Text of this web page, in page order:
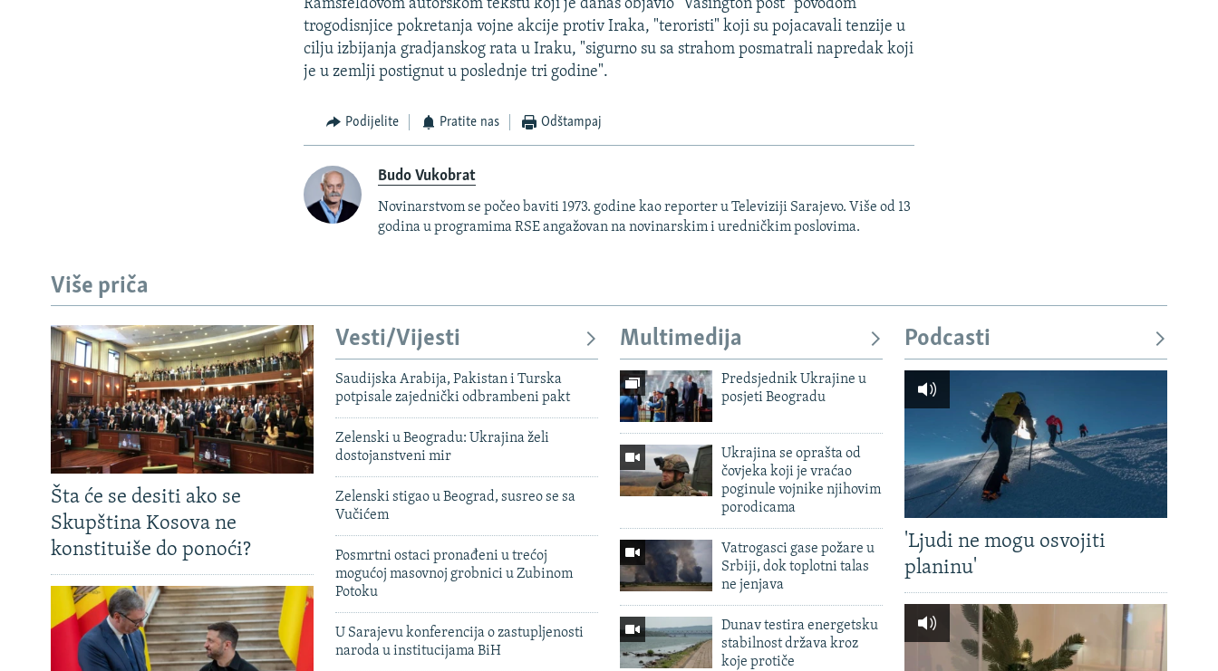
TRI DECENIJE OD RATA U BIH
SVE KARTE DEJTONA
NASTANAK I RASPAD JUGOSLAVIJE
Ramsfeldovom autorskom tekstu koji je danas objavio "Vasington post" povodom
trogodisnjice pokretanja vojne akcije protiv Iraka, "teroristi" koji su pojacavali tenzije u
cilju izbijanja gradjanskog rata u Iraku, "sigurno su sa strahom posmatrali napredak koji
je u zemlji postignut u poslednje tri godine".
Podijelite Pratite nas Odštampaj
Budo Vukobrat
Novinarstvom se počeo baviti 1973. godine kao reporter u Televiziji Sarajevo. Više od 13
godina u programima RSE angažovan na novinarskim i uredničkim poslovima.
Više priča
Šta će se desiti ako se
Skupština Kosova ne
konstituiše do ponoći?
Vesti/Vijesti
Saudijska Arabija, Pakistan i Turska
potpisale zajednički odbrambeni pakt
Zelenski u Beogradu: Ukrajina želi
dostojanstveni mir
Zelenski stigao u Beograd, susreo se sa
Vučićem
Posmrtni ostaci pronađeni u trećoj
mogućoj masovnoj grobnici u Zubinom
Potoku
U Sarajevu konferencija o zastupljenosti
naroda u institucijama BiH
Multimedija
Predsjednik Ukrajine u
posjeti Beogradu
Ukrajina se oprašta od
čovjeka koji je vraćao
poginule vojnike njihovim
porodicama
Vatrogasci gase požare u
Srbiji, dok toplotni talas
ne jenjava
Dunav testira energetsku
stabilnost država kroz
koje protiče
Podcasti
'Ljudi ne mogu osvojiti
planinu'